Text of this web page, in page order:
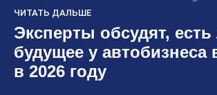
ЧИТАТЬ ДАЛЬШЕ
Эксперты обсудят, есть
будущее у автобизнеса
в 2026 году